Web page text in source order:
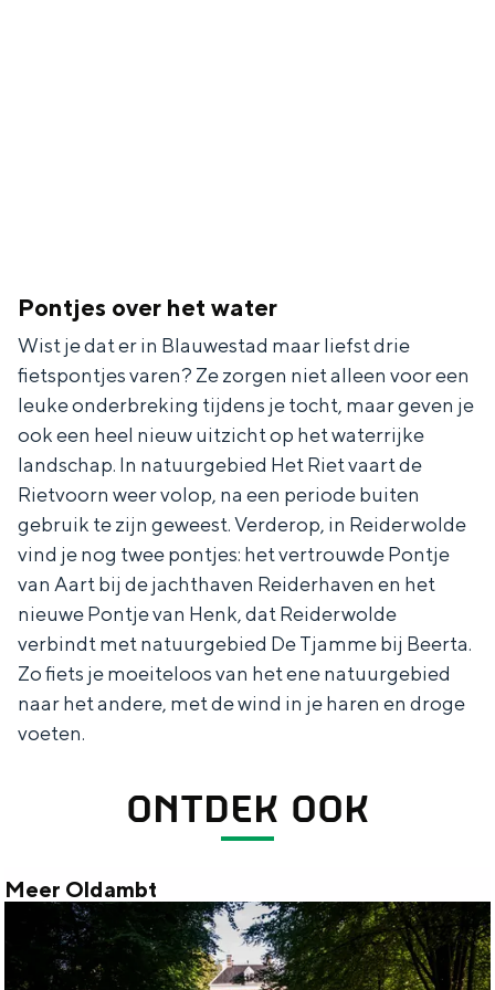
Pontjes over het water
Wist je dat er in Blauwestad maar liefst drie
fietspontjes varen? Ze zorgen niet alleen voor een
leuke onderbreking tijdens je tocht, maar geven je
ook een heel nieuw uitzicht op het waterrijke
landschap. In natuurgebied Het Riet vaart de
Rietvoorn weer volop, na een periode buiten
gebruik te zijn geweest. Verderop, in Reiderwolde
vind je nog twee pontjes: het vertrouwde Pontje
van Aart bij de jachthaven Reiderhaven en het
nieuwe Pontje van Henk, dat Reiderwolde
verbindt met natuurgebied De Tjamme bij Beerta.
Zo fiets je moeiteloos van het ene natuurgebied
naar het andere, met de wind in je haren en droge
voeten.
ONTDEK OOK
Meer Oldambt